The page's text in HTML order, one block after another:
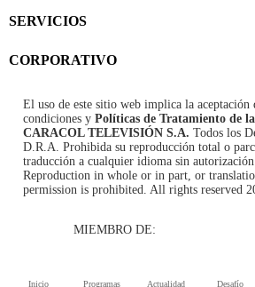
Inicio Programas Actualidad Desafío
SERVICIOS
CORPORATIVO
El uso de este sitio web implica la aceptación
condiciones y Políticas de Tratamiento de
CARACOL TELEVISIÓN S.A. Todos los
D.R.A. Prohibida su reproducción total o
traducción a cualquier idioma sin
Reproduction in whole or in part, or
permission is prohibited. All rights reserved
MIEMBRO DE: